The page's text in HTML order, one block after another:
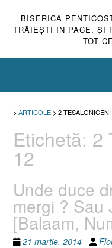
BISERICA
TRĂIEŞTI ÎN PACE, ŞI
TOT
> ARTICOLE > 2
Etichetă: 2
12
Unde duce
mergi ? Sau
[Balaam,
21 martie, 2014